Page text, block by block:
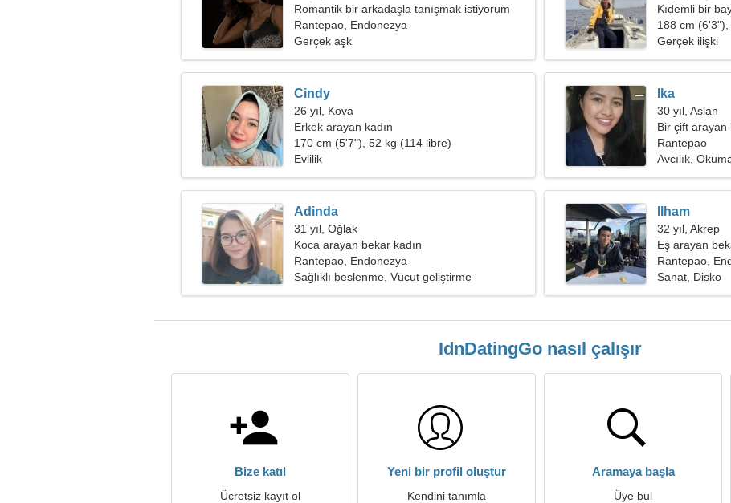
Romantik bir arkadaşla tanışmak istiyorum
Rantepao, Endonezya
Gerçek aşk
Kıdemli bir
188 cm
Gerçek ilişki
Cindy
26 yıl, Kova
Erkek arayan kadın
170 cm (5'7"), 52 kg (114 libre)
Evlilik
Ika
30 yıl, Aslan
Bir çift arayan
Rantepao
Avcılık,
Adinda
31 yıl, Oğlak
Koca arayan bekar kadın
Rantepao, Endonezya
Sağlıklı beslenme, Vücut geliştirme
Ilham
32 yıl, Akrep
Eş arayan
Rantepao,
Sanat, Disko
IdnDatingGo nasıl çalışır
Bize katıl
Ücretsiz kayıt ol
Yeni bir profil oluştur
Kendini tanımla
Aramaya başla
Üye bul